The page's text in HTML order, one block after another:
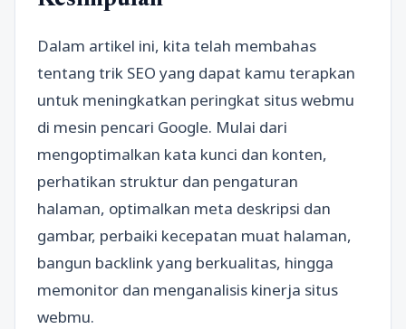
Dalam artikel ini, kita telah membahas
tentang trik SEO yang dapat kamu terapkan
untuk meningkatkan peringkat situs webmu
di mesin pencari Google. Mulai dari
mengoptimalkan kata kunci dan konten,
perhatikan struktur dan pengaturan
halaman, optimalkan meta deskripsi dan
gambar, perbaiki kecepatan muat halaman,
bangun backlink yang berkualitas, hingga
memonitor dan menganalisis kinerja situs
webmu.